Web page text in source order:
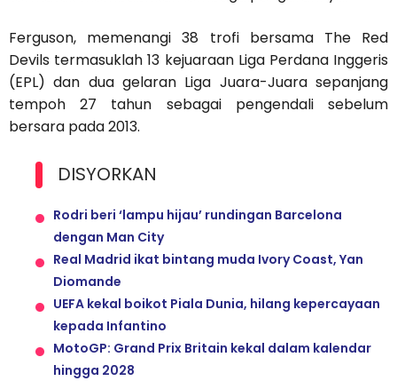
Ferguson, memenangi 38 trofi bersama The Red
Devils termasuklah 13 kejuaraan Liga Perdana Inggeris
(EPL) dan dua gelaran Liga Juara-Juara sepanjang
tempoh 27 tahun sebagai pengendali sebelum
bersara pada 2013.
DISYORKAN
Rodri beri ‘lampu hijau’ rundingan Barcelona
dengan Man City
Real Madrid ikat bintang muda Ivory Coast, Yan
Diomande
UEFA kekal boikot Piala Dunia, hilang kepercayaan
kepada Infantino
MotoGP: Grand Prix Britain kekal dalam kalendar
hingga 2028